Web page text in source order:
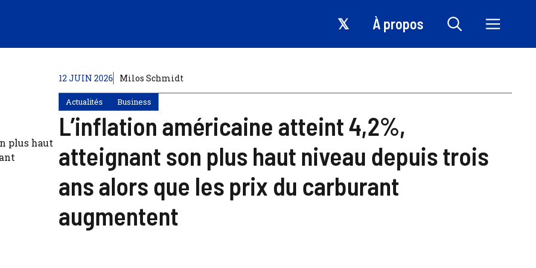
𝕏 À propos
12 JUIN 2026 Milos Schmidt
Actualités Business
L’inflation américaine atteint 4,2%,
atteignant son plus haut niveau depuis trois
ans alors que les prix du carburant
augmentent